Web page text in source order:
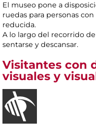
El museo pone a
ruedas para personas
reducida.
A lo largo del recorrido
sentarse y descansar.
Visitantes con
visuales y